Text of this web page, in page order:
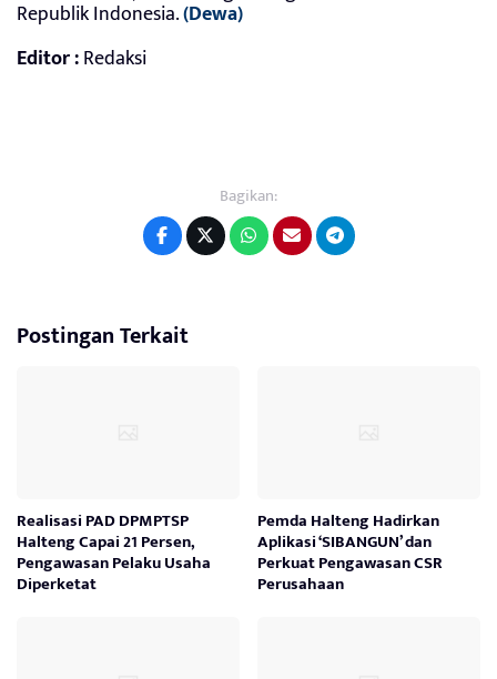
Republik Indonesia.(Dewa)
Editor :Redaksi
Bagikan:
Postingan Terkait
Realisasi PAD DPMPTSP
Halteng Capai 21 Persen,
Pengawasan Pelaku Usaha
Diperketat
Pemda Halteng Hadirkan
Aplikasi ‘SIBANGUN’ dan
Perkuat Pengawasan CSR
Perusahaan